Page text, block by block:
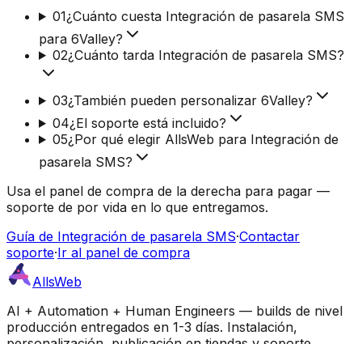
01¿Cuánto cuesta Integración de pasarela SMS
para 6Valley?
02¿Cuánto tarda Integración de pasarela SMS?
03¿También pueden personalizar 6Valley?
04¿El soporte está incluido?
05¿Por qué elegir AllsWeb para Integración de
pasarela SMS?
Usa el panel de compra de la derecha para pagar —
soporte de por vida en lo que entregamos.
Guía de Integración de pasarela SMS·Contactar
soporte·Ir al panel de compra
AllsWeb
AI + Automation + Human Engineers — builds de nivel
producción entregados en 1-3 días. Instalación,